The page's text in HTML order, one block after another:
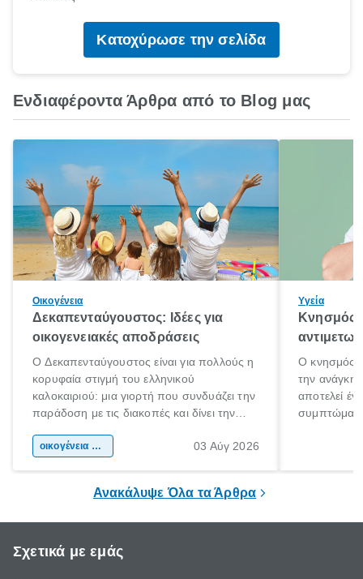
Κατοχύρωσε την σελίδα
Ενδιαφέροντα Άρθρα από το Blog μας
Οικογένεια
Δεκαπενταύγουστος: Ιδέες για
οικογενειακές αποδράσεις
Ο Δεκαπενταύγουστος είναι για πολλούς η
κορυφαία στιγμή του ελληνικού
καλοκαιριού: μια γιορτή που συνδυάζει την
παράδοση με τις διακοπές και δίνει την
χώρας. Είτε πρόκειται για λίγες μέρες
οικογένεια & παιδί 03 Αύγ 2026
Υγεία
Κνησμός:
Ο κνησμός
την ανάγκη
αποτελεί
Ανακάλυψε Όλα τα Άρθρα
Σχετικά με εμάς